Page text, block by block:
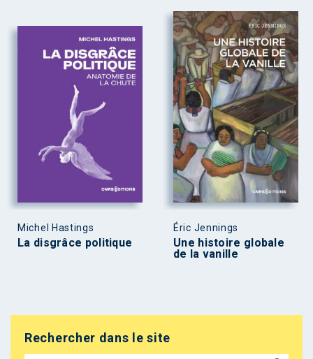
Michel Hastings
La disgrâce politique
Éric Jennings
Une histoire globale
de la vanille
Rechercher dans le site